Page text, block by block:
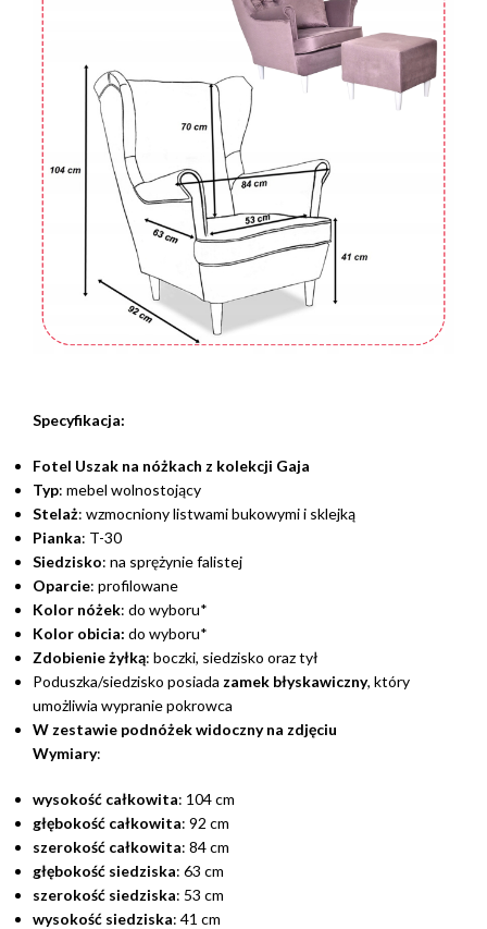
Specyfikacja:
Fotel Uszak na nóżkach z kolekcji Gaja
Typ: mebel wolnostojący
Stelaż: wzmocniony listwami bukowymi i sklejką
Pianka: T-30
Siedzisko: na sprężynie falistej
Oparcie: profilowane
Kolor nóżek: do wyboru*
Kolor obicia: do wyboru*
Zdobienie żyłką: boczki, siedzisko oraz tył
Poduszka/siedzisko posiada zamek błyskawiczny, który
umożliwia wypranie pokrowca
W zestawie podnóżek widoczny na zdjęciu
Wymiary:
wysokość całkowita: 104 cm
głębokość całkowita: 92 cm
szerokość całkowita: 84 cm
głębokość siedziska: 63 cm
szerokość siedziska: 53 cm
wysokość siedziska: 41 cm